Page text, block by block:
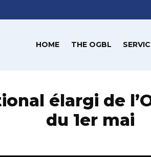
HOME THE OGBL
élargi de
du 1er mai